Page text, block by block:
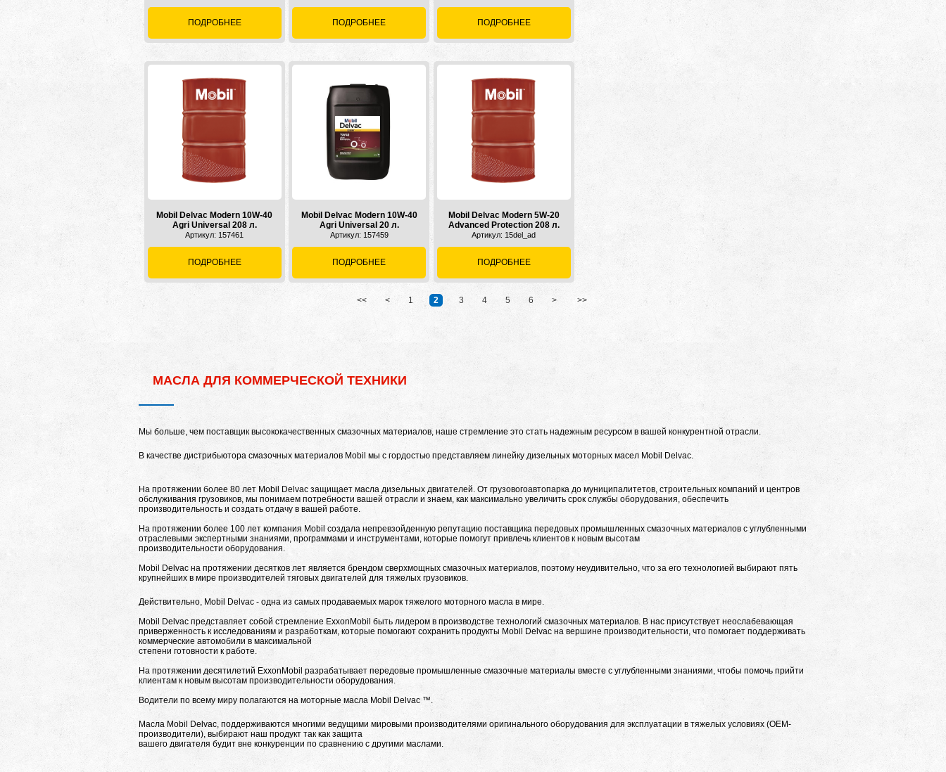
ПОДРОБНЕЕ ПОДРОБНЕЕ ПОДРОБНЕЕ
Mobil Delvac Modern 10W-40
Agri Universal 208 л.
Артикул: 157461
ПОДРОБНЕЕ
Mobil Delvac Modern 10W-40
Agri Universal 20 л.
Артикул: 157459
ПОДРОБНЕЕ
Mobil Delvac Modern 5W-20
Advanced Protection 208 л.
Артикул: 15del_ad
ПОДРОБНЕЕ
<< < 1 2 3 4 5 6 > >>
МАСЛА ДЛЯ КОММЕРЧЕСКОЙ ТЕХНИКИ
Мы больше, чем поставщик высококачественных смазочных материалов, наше стремление это стать надежным ресурсом в вашей конкурентной отрасли.
В качестве дистрибьютора смазочных материалов Mobil мы с гордостью представляем линейку дизельных моторных масел Mobil Delvac.
На протяжении более 80 лет Mobil Delvac защищает масла дизельных двигателей. От грузовогоавтопарка до муниципалитетов, строительных компаний и центров
обслуживания грузовиков, мы понимаем потребности вашей отрасли и знаем, как максимально увеличить срок службы оборудования, обеспечить
производительность и создать отдачу в вашей работе.
На протяжении более 100 лет компания Mobil создала непревзойденную репутацию поставщика передовых промышленных смазочных материалов с углубленными
отраслевыми экспертными знаниями, программами и инструментами, которые помогут привлечь клиентов к новым высотам
производительности оборудования.
Mobil Delvac на протяжении десятков лет является брендом сверхмощных смазочных материалов, поэтому неудивительно, что за его технологией выбирают пять
крупнейших в мире производителей тяговых двигателей для тяжелых грузовиков.
Действительно, Mobil Delvac - одна из самых продаваемых марок тяжелого моторного масла в мире.
Mobil Delvac представляет собой стремление ExxonMobil быть лидером в производстве технологий смазочных материалов. В нас присутствует неослабевающая
приверженность к исследованиям и разработкам, которые помогают сохранить продукты Mobil Delvac на вершине производительности, что помогает поддерживать
коммерческие автомобили в максимальной
степени готовности к работе.
На протяжении десятилетий ExxonMobil разрабатывает передовые промышленные смазочные материалы вместе с углубленными знаниями, чтобы помочь прийти
клиентам к новым высотам производительности оборудования.
Водители по всему миру полагаются на моторные масла Mobil Delvac ™.
Масла Mobil Delvac, поддерживаются многими ведущими мировыми производителями оригинального оборудования для эксплуатации в тяжелых условиях (OEM-
производители), выбирают наш продукт так как защита
вашего двигателя будит вне конкуренции по сравнению с другими маслами.